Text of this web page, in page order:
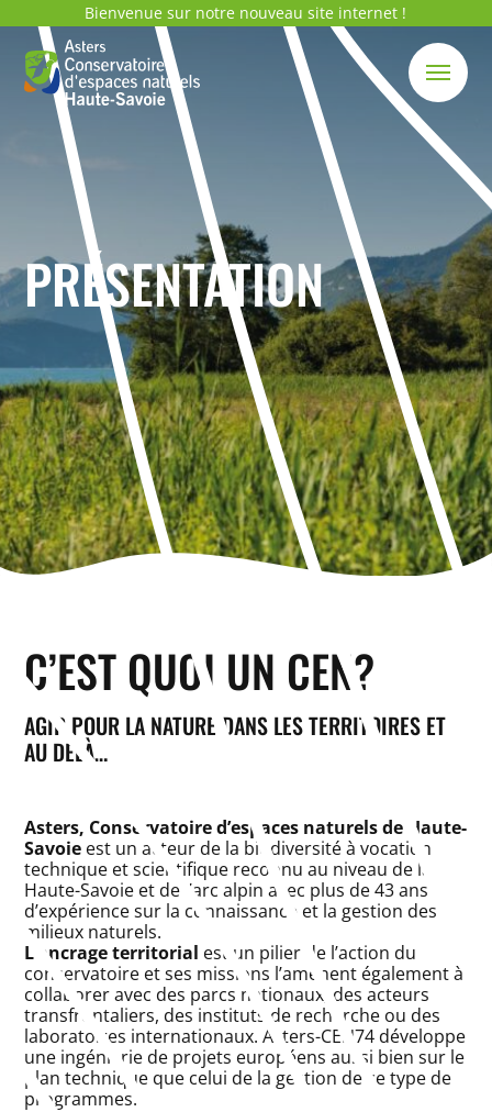
Bienvenue sur notre nouveau site internet !
PRÉSENTATION
C’EST QUOI UN CEN?
AGIR POUR LA NATURE DANS LES TERRITOIRES ET
AU DELÀ…
Asters, Conservatoire d’espaces naturels de Haute-
Savoie est un acteur de la biodiversité à vocation
technique et scientifique reconnu au niveau de la
Haute-Savoie et de l’arc alpin avec plus de 43 ans
d’expérience sur la connaissance et la gestion des
milieux naturels.
L’ancrage territorial est un pilier de l’action du
conservatoire et ses missions l’amènent également à
collaborer avec des parcs nationaux, des acteurs
transfrontaliers, des instituts de recherche ou des
laboratoires internationaux. Asters-CEN74 développe
une ingénierie de projets européens aussi bien sur le
plan technique que celui de la gestion de ce type de
programmes.